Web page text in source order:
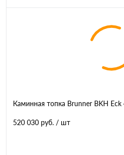
Каминная топка Brunner BKH
520 030 руб. / шт